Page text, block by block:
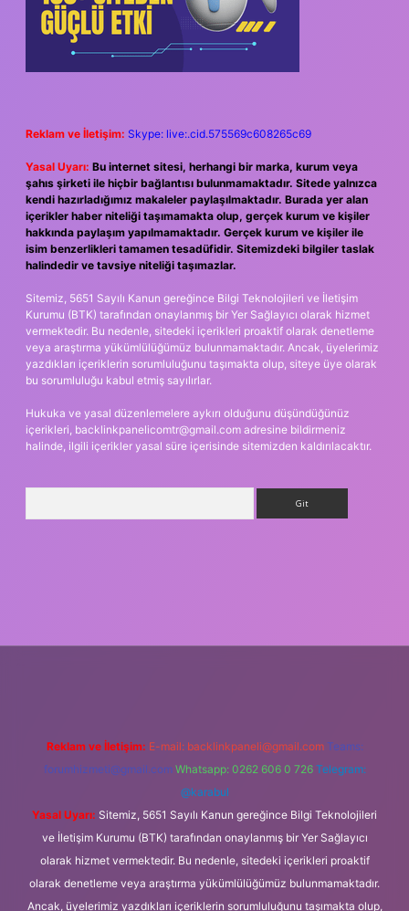
Reklam ve İletişim: Skype: live:.cid.575569c608265c69
Yasal Uyarı: Bu internet sitesi, herhangi bir marka, kurum veya
şahıs şirketi ile hiçbir bağlantısı bulunmamaktadır. Sitede yalnızca
kendi hazırladığımız makaleler paylaşılmaktadır. Burada yer alan
içerikler haber niteliği taşımamakta olup, gerçek kurum ve kişiler
hakkında paylaşım yapılmamaktadır. Gerçek kurum ve kişiler ile
isim benzerlikleri tamamen tesadüfidir. Sitemizdeki bilgiler taslak
halindedir ve tavsiye niteliği taşımazlar.
Sitemiz, 5651 Sayılı Kanun gereğince Bilgi Teknolojileri ve İletişim
Kurumu (BTK) tarafından onaylanmış bir Yer Sağlayıcı olarak hizmet
vermektedir. Bu nedenle, sitedeki içerikleri proaktif olarak denetleme
veya araştırma yükümlülüğümüz bulunmamaktadır. Ancak, üyelerimiz
yazdıkları içeriklerin sorumluluğunu taşımakta olup, siteye üye olarak
bu sorumluluğu kabul etmiş sayılırlar.
Hukuka ve yasal düzenlemelere aykırı olduğunu düşündüğünüz
içerikleri, backlinkpanelicomtr@gmail.com adresine bildirmeniz
halinde, ilgili içerikler yasal süre içerisinde sitemizden kaldırılacaktır.
Reklam ve İletişim: E-mail: backlinkpaneli@gmail.com Teams:
forumhizmeti@gmail.com Whatsapp: 0262 606 0 726 Telegram:
@karabul
Yasal Uyarı: Sitemiz, 5651 Sayılı Kanun gereğince Bilgi Teknolojileri
ve İletişim Kurumu (BTK) tarafından onaylanmış bir Yer Sağlayıcı
olarak hizmet vermektedir. Bu nedenle, sitedeki içerikleri proaktif
olarak denetleme veya araştırma yükümlülüğümüz bulunmamaktadır.
Ancak, üyelerimiz yazdıkları içeriklerin sorumluluğunu taşımakta olup,